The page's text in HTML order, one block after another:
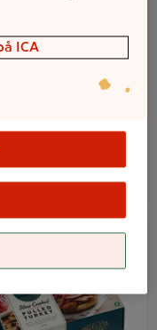
Välj butik
ICA